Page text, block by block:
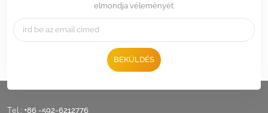
elmondja véleményét.
BEKÜLDÉS
Tel : +86 -592-6212776